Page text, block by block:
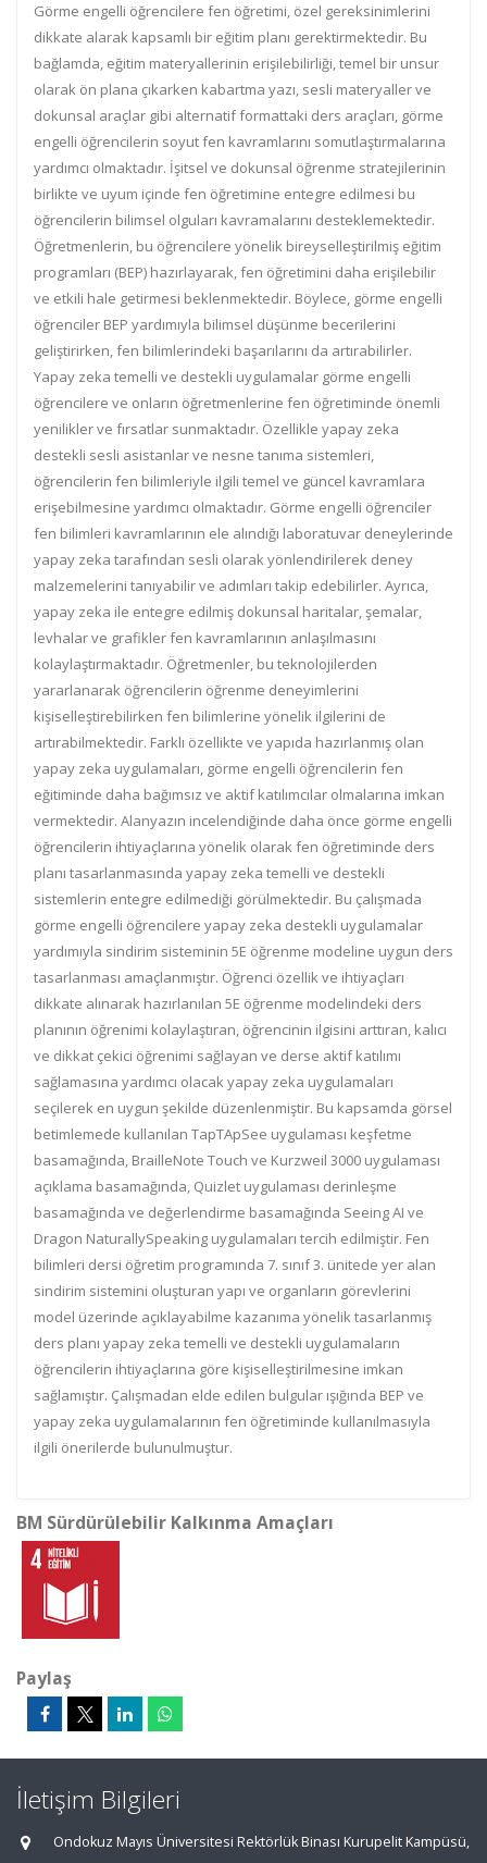
Görme engelli öğrencilere fen öğretimi, özel gereksinimlerini
dikkate alarak kapsamlı bir eğitim planı gerektirmektedir. Bu
bağlamda, eğitim materyallerinin erişilebilirliği, temel bir unsur
olarak ön plana çıkarken kabartma yazı, sesli materyaller ve
dokunsal araçlar gibi alternatif formattaki ders araçları, görme
engelli öğrencilerin soyut fen kavramlarını somutlaştırmalarına
yardımcı olmaktadır. İşitsel ve dokunsal öğrenme stratejilerinin
birlikte ve uyum içinde fen öğretimine entegre edilmesi bu
öğrencilerin bilimsel olguları kavramalarını desteklemektedir.
Öğretmenlerin, bu öğrencilere yönelik bireyselleştirilmiş eğitim
programları (BEP) hazırlayarak, fen öğretimini daha erişilebilir
ve etkili hale getirmesi beklenmektedir. Böylece, görme engelli
öğrenciler BEP yardımıyla bilimsel düşünme becerilerini
geliştirirken, fen bilimlerindeki başarılarını da artırabilirler.
Yapay zeka temelli ve destekli uygulamalar görme engelli
öğrencilere ve onların öğretmenlerine fen öğretiminde önemli
yenilikler ve fırsatlar sunmaktadır. Özellikle yapay zeka
destekli sesli asistanlar ve nesne tanıma sistemleri,
öğrencilerin fen bilimleriyle ilgili temel ve güncel kavramlara
erişebilmesine yardımcı olmaktadır. Görme engelli öğrenciler
fen bilimleri kavramlarının ele alındığı laboratuvar deneylerinde
yapay zeka tarafından sesli olarak yönlendirilerek deney
malzemelerini tanıyabilir ve adımları takip edebilirler. Ayrıca,
yapay zeka ile entegre edilmiş dokunsal haritalar, şemalar,
levhalar ve grafikler fen kavramlarının anlaşılmasını
kolaylaştırmaktadır. Öğretmenler, bu teknolojilerden
yararlanarak öğrencilerin öğrenme deneyimlerini
kişiselleştirebilirken fen bilimlerine yönelik ilgilerini de
artırabilmektedir. Farklı özellikte ve yapıda hazırlanmış olan
yapay zeka uygulamaları, görme engelli öğrencilerin fen
eğitiminde daha bağımsız ve aktif katılımcılar olmalarına imkan
vermektedir. Alanyazın incelendiğinde daha önce görme engelli
öğrencilerin ihtiyaçlarına yönelik olarak fen öğretiminde ders
planı tasarlanmasında yapay zeka temelli ve destekli
sistemlerin entegre edilmediği görülmektedir. Bu çalışmada
görme engelli öğrencilere yapay zeka destekli uygulamalar
yardımıyla sindirim sisteminin 5E öğrenme modeline uygun ders
tasarlanması amaçlanmıştır. Öğrenci özellik ve ihtiyaçları
dikkate alınarak hazırlanılan 5E öğrenme modelindeki ders
planının öğrenimi kolaylaştıran, öğrencinin ilgisini arttıran, kalıcı
ve dikkat çekici öğrenimi sağlayan ve derse aktif katılımı
sağlamasına yardımcı olacak yapay zeka uygulamaları
seçilerek en uygun şekilde düzenlenmiştir. Bu kapsamda görsel
betimlemede kullanılan TapTApSee uygulaması keşfetme
basamağında, BrailleNote Touch ve Kurzweil 3000 uygulaması
açıklama basamağında, Quizlet uygulaması derinleşme
basamağında ve değerlendirme basamağında Seeing AI ve
Dragon NaturallySpeaking uygulamaları tercih edilmiştir. Fen
bilimleri dersi öğretim programında 7. sınıf 3. ünitede yer alan
sindirim sistemini oluşturan yapı ve organların görevlerini
model üzerinde açıklayabilme kazanıma yönelik tasarlanmış
ders planı yapay zeka temelli ve destekli uygulamaların
öğrencilerin ihtiyaçlarına göre kişiselleştirilmesine imkan
sağlamıştır. Çalışmadan elde edilen bulgular ışığında BEP ve
yapay zeka uygulamalarının fen öğretiminde kullanılmasıyla
ilgili önerilerde bulunulmuştur.
BM Sürdürülebilir Kalkınma Amaçları
Paylaş
İletişim Bilgileri
Ondokuz Mayıs Üniversitesi Rektörlük Binası Kurupelit Kampüsü,